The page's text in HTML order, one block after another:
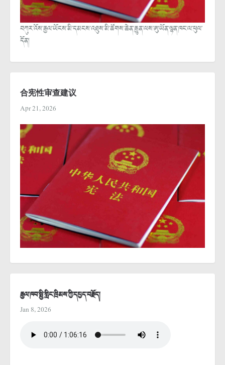
བཀུར་འོས་རྒྱལ་ཡོངས་མི་དམངས་འཐུས་མི་ཚོགས་ཆེན་རྒྱུན་ལས་ཨུ་ཡོན་ལྷན་ཁང་ལ་ཕུལ་
དོན།
合宪性审查建议
Apr 21, 2026
རྒྱལ་ཁབ་སྤྱི་གླིང་ཁྲིམས་ཀྱི་དཔྱད་བརྗོད།
Jan 8, 2026